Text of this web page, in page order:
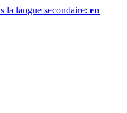
la langue secondaire: en